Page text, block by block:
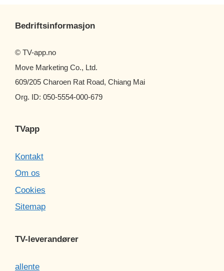
Bedriftsinformasjon
© TV-app.no
Move Marketing Co., Ltd.
609/205 Charoen Rat Road, Chiang Mai
Org. ID: 050-5554-000-679
TVapp
Kontakt
Om os
Cookies
Sitemap
TV-leverandører
allente